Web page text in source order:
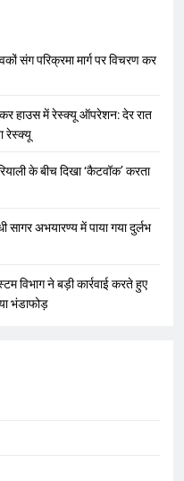
संग परिक्रमा मार्ग पर विचरण कर
हाउस में रेस्क्यू ऑपरेशन: देर रात
रेस्क्यू
के बीच दिखा ‘कैटवॉक’ करता
सागर अभयारण्य में पाया गया दुर्लभ
विभाग ने बड़ी कार्रवाई करते हुए
भंडाफोड़